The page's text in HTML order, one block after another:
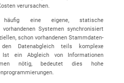
verursachen.
häufig eine eigene, statische
Systemen synchronisiert
schon vorhandenen Stammdaten-
Datenabgleich teils komplexe
Ist ein Abgleich von Informationen
nötig, bedeutet dies hohe